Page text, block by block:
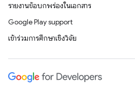
รายงานข้อบกพร่องในเอกสาร
Google Play support
เข้าร่วมการศึกษาเชิงวิจัย